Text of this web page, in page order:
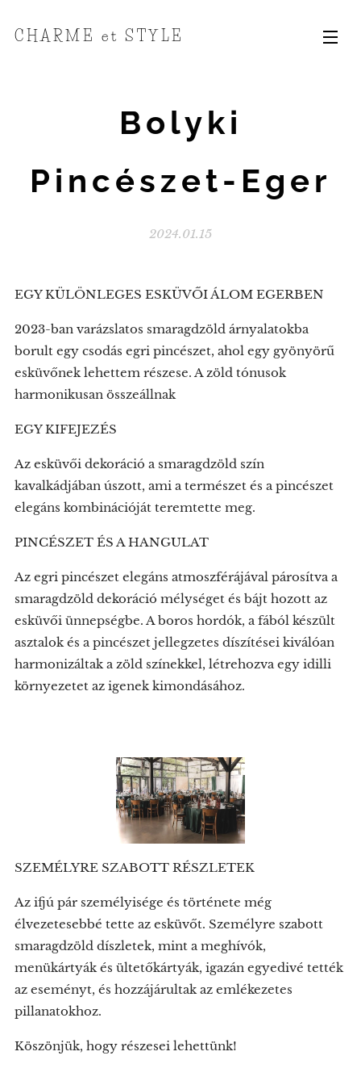
CHARME et STYLE
Bolyki
Pincészet-Eger
2024.01.15
EGY KÜLÖNLEGES ESKÜVŐI ÁLOM EGERBEN
2023-ban varázslatos smaragdzöld árnyalatokba
borult egy csodás egri pincészet, ahol egy gyönyörű
esküvőnek lehettem részese. A zöld tónusok
harmonikusan összeállnak
EGY KIFEJEZÉS
Az esküvői dekoráció a smaragdzöld szín
kavalkádjában úszott, ami a természet és a pincészet
elegáns kombinációját teremtette meg.
PINCÉSZET ÉS A HANGULAT
Az egri pincészet elegáns atmoszférájával párosítva a
smaragdzöld dekoráció mélységet és bájt hozott az
esküvői ünnepségbe. A boros hordók, a fából készült
asztalok és a pincészet jellegzetes díszítései kiválóan
harmonizáltak a zöld színekkel, létrehozva egy idilli
környezetet az igenek kimondásához.
SZEMÉLYRE SZABOTT RÉSZLETEK
Az ifjú pár személyisége és története még
élvezetesebbé tette az esküvőt. Személyre szabott
smaragdzöld díszletek, mint a meghívók,
menükártyák és ültetőkártyák, igazán egyedivé tették
az eseményt, és hozzájárultak az emlékezetes
pillanatokhoz.
Köszönjük, hogy részesei lehettünk!